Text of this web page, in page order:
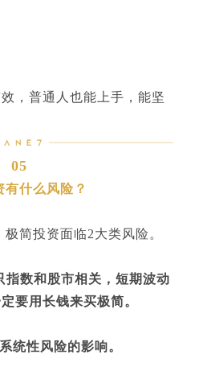
，普通人也能上手，能坚
05
有什么风险？
简投资面临2大类风险。
指数和股市相关，短期波动
要用长钱来买极简。
统性风险的影响。